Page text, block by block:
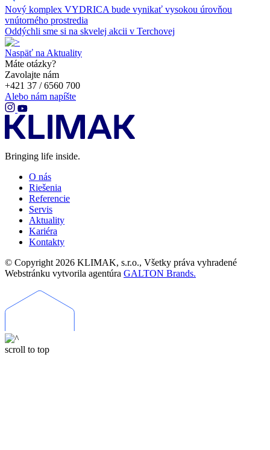
Nový komplex VYDRICA bude vynikať vysokou úrovňou
vnútorného prostredia
Oddýchli sme si na skvelej akcii v Terchovej
Naspäť na Aktuality
Máte otázky?
Zavolajte nám
+421 37 / 6560 700
Alebo nám napíšte
Bringing life inside.
O nás
Riešenia
Referencie
Servis
Aktuality
Kariéra
Kontakty
© Copyright 2026 KLIMAK, s.r.o., Všetky práva vyhradené
Webstránku vytvorila agentúra GALTON Brands.
scroll to top